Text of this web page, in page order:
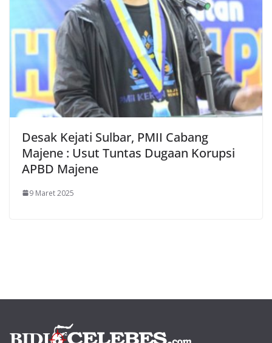
Desak Kejati Sulbar, PMII Cabang
Majene : Usut Tuntas Dugaan Korupsi
APBD Majene
9 Maret 2025